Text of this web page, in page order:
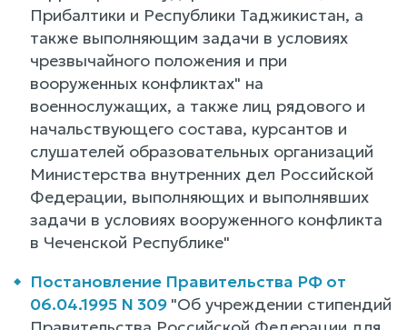
Прибалтики и Республики Таджикистан, а
также выполняющим задачи в условиях
чрезвычайного положения и при
вооруженных конфликтах" на
военнослужащих, а также лиц рядового и
начальствующего состава, курсантов и
слушателей образовательных организаций
Министерства внутренних дел Российской
Федерации, выполняющих и выполнявших
задачи в условиях вооруженного конфликта
в Чеченской Республике"
Постановление Правительства РФ от
06.04.1995 N 309 "Об учреждении стипендий